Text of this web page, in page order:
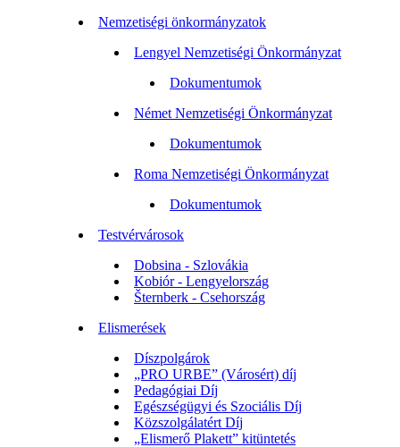
Nemzetiségi önkormányzatok
Lengyel Nemzetiségi Önkormányzat
Dokumentumok
Német Nemzetiségi Önkormányzat
Dokumentumok
Roma Nemzetiségi Önkormányzat
Dokumentumok
Testvérvárosok
Dobsina - Szlovákia
Kobiór - Lengyelország
Šternberk - Csehország
Elismerések
Díszpolgárok
„PRO URBE” (Városért) díj
Pedagógiai Díj
Egészségügyi és Szociális Díj
Közszolgálatért Díj
„Elismerő Plakett” kitüntetés